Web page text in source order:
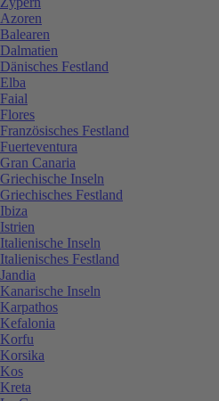
Azoren
Balearen
Dalmatien
Dänisches Festland
Elba
Faial
Flores
Französisches Festland
Fuerteventura
Gran Canaria
Griechische Inseln
Griechisches Festland
Ibiza
Istrien
Italienische Inseln
Italienisches Festland
Jandia
Kanarische Inseln
Karpathos
Kefalonia
Korfu
Korsika
Kos
Kreta